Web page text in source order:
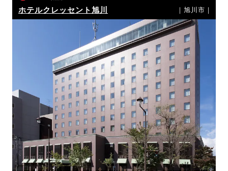
ホテルクレッセント旭川 ｜旭川市｜